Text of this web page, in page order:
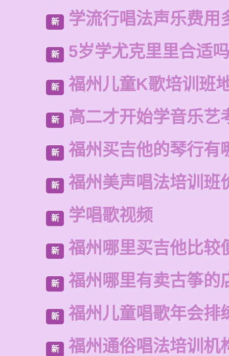
新 学流行唱法声乐费用
新 5岁学尤克里里合适
新 福州儿童K歌培训班
新 高二才开始学音乐艺
新 福州买吉他的琴行有
新 福州美声唱法培训班
新 学唱歌视频
新 福州哪里买吉他比较
新 福州哪里有卖古筝的
新 福州儿童唱歌年会排
新 福州通俗唱法培训机